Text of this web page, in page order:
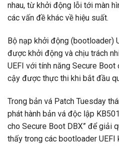
nhau, từ khởi động lỗi tới màn
các vấn đề khác về hiệu suất.
Bộ nạp khởi động (bootloader)
được khởi động và chịu trách
UEFI với tính năng Secure
cậy được thực thi khi bắt đầu
Trong bản vá Patch Tuesday
phát hành bản vá độc lập
cho Secure Boot DBX” để giải
thấy trong các bootloader UEFI